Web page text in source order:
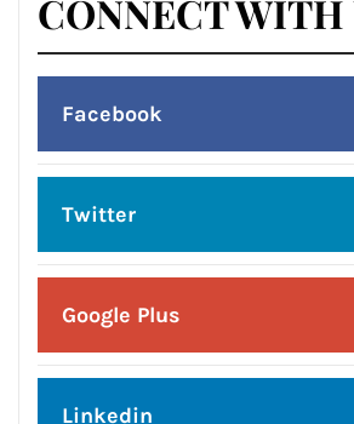
विश्व स्तनपान सप्ताह (1 से 7
दूध है शिशु का पहला और
CONNECT WITH
Facebook